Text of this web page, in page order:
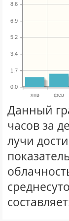
янв фев
0.0
1.7
3.4
5.2
6.9
8.6
Данный
часов за
лучи